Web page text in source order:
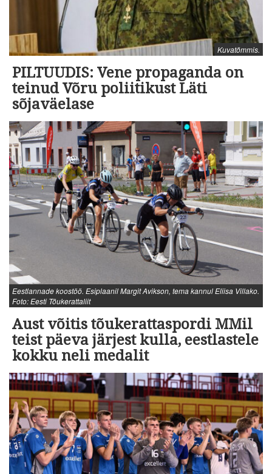
Kuvatõmmis.
PILTUUDIS: Vene propaganda on
teinud Võru poliitikust Läti
sõjaväelase
Eestlannade koostöö. Esiplaanil Margit Avikson, tema kannul Eliisa Villako.
Foto: Eesti Tõukerattaliit
Aust võitis tõukerattaspordi MMil
teist päeva järjest kulla, eestlastele
kokku neli medalit